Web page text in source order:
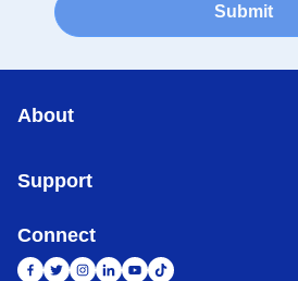
Submit
About
Support
Connect